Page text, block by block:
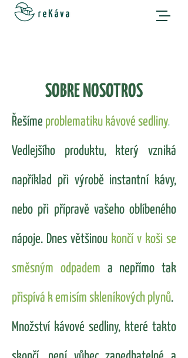
SOBRE NOSOTROS
Řešíme problematiku kávové sedliny.
Vedlejšího produktu, který vzniká
například při výrobě instantní kávy,
nebo při přípravě vašeho oblíbeného
nápoje. Dnes většinou končí v koši se
směsným odpadem a nepřímo tak
přispívá k emisím skleníkových plynů.
Množství kávové sedliny, které takto